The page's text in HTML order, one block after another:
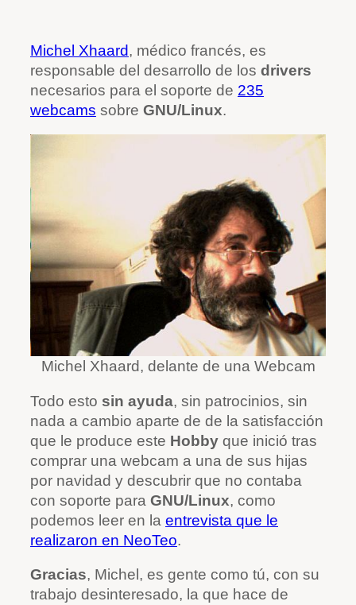
Michel Xhaard, médico francés, es
responsable del desarrollo de los drivers
necesarios para el soporte de 235
webcams sobre GNU/Linux.
Michel Xhaard, delante de una Webcam
Todo esto sin ayuda, sin patrocinios, sin
nada a cambio aparte de de la satisfacción
que le produce este Hobby que inició tras
comprar una webcam a una de sus hijas
por navidad y descubrir que no contaba
con soporte para GNU/Linux, como
podemos leer en la entrevista que le
realizaron en NeoTeo.
Gracias, Michel, es gente como tú, con su
trabajo desinteresado, la que hace de